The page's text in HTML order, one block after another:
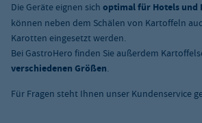
Die Geräte eignen sich optimal für Hotels und
können neben dem Schälen von Kartoffeln
Karotten eingesetzt werden.
Bei GastroHero finden Sie außerdem
verschiedenen Größen.
Für Fragen steht Ihnen unser Kundenservice